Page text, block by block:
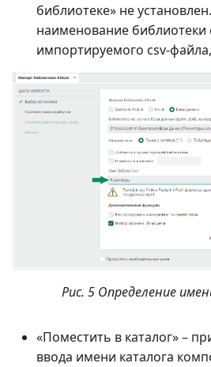
библиотеке» не
наименование библиотеки
импортируемого csv-
Рис. 5 Определение
«Поместить в каталог» –
ввода имени каталога